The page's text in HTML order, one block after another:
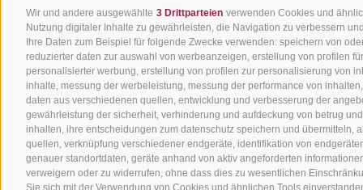
Wir und andere ausgewählte 3 Drittparteien verwenden Cookies und
Nutzung digitaler Inhalte zu gewährleisten, die Navigation zu verbessern
Ihre Daten zum Beispiel für folgende Zwecke verwenden: speichern von
reduzierter daten zur auswahl von werbeanzeigen, erstellung von profilen
personalisierter werbung, erstellung von profilen zur personalisierung von
inhalte, messung der werbeleistung, messung der performance von
daten aus verschiedenen quellen, entwicklung und verbesserung der
gewährleistung der sicherheit, verhinderung und aufdeckung von betrug
inhalten, ihre entscheidungen zum datenschutz speichern und
quellen, verknüpfung verschiedener endgeräte, identifikation von
genauer standortdaten, geräte anhand von aktiv angeforderten
verweigern oder zu widerrufen, ohne dass dies zu wesentlichen
Sie sich mit der Verwendung von Cookies und ähnlichen Tools